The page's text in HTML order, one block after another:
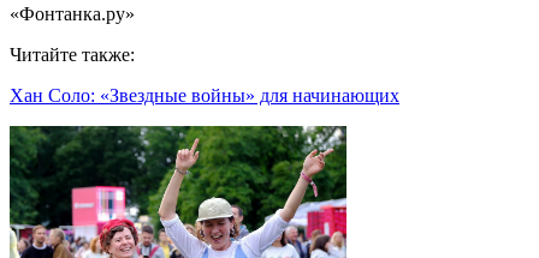
«Фонтанка.ру»
Читайте также:
Хан Соло: «Звездные войны» для начинающих